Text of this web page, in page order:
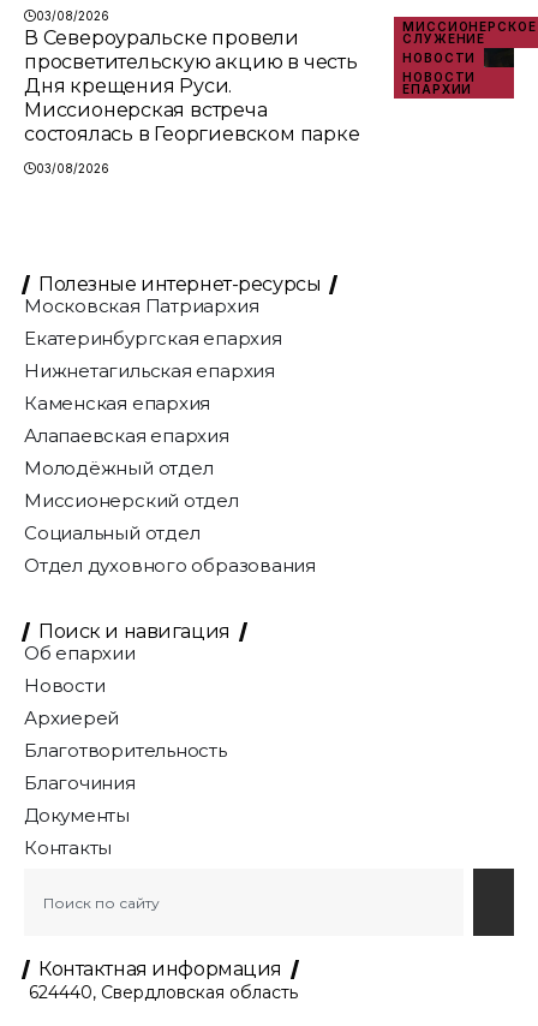
03/08/2026
МИССИОНЕРСКОЕ
СЛУЖЕНИЕ
НОВОСТИ
НОВОСТИ
ЕПАРХИИ
В Североуральске провели
просветительскую акцию в честь
Дня крещения Руси.
Миссионерская встреча
состоялась в Георгиевском парке
03/08/2026
Полезные интернет-ресурсы
Московская Патриархия
Екатеринбургская епархия
Нижнетагильская епархия
Каменская епархия
Алапаевская епархия
Молодёжный отдел
Миссионерский отдел
Социальный отдел
Отдел духовного образования
Поиск и навигация
Об епархии
Новости
Архиерей
Благотворительность
Благочиния
Документы
Контакты
Контактная информация
624440, Свердловская область